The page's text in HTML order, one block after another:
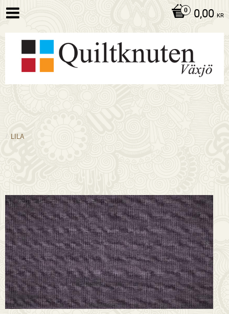
0,00 KR
LILA